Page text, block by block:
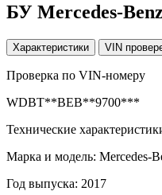
БУ Mercedes-
Характеристики VIN
Проверка по VIN-номеру
WDBT**BEB**9700***
Технические
Марка и модель: Mercedes-
Год выпуска: 2017